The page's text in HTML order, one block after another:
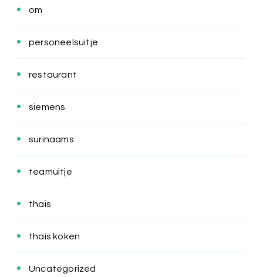
om
personeelsuitje
restaurant
siemens
surinaams
teamuitje
thais
thais koken
Uncategorized